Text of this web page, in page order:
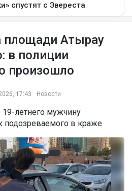
площади Атырау
в полиции
произошло
17:43 Новости
19-летнего мужчину
подозреваемого в краже